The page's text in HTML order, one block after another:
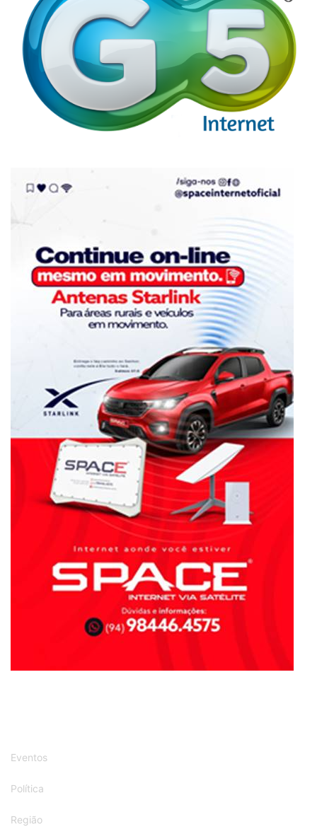
Eventos
Política
Região